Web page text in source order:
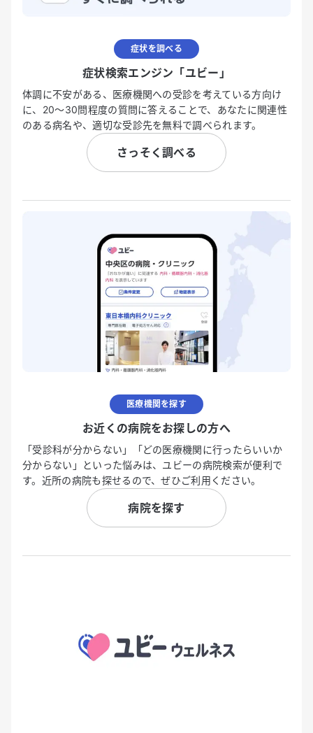
症状を調べる
症状検索エンジン「ユビー」
体調に不安がある、医療機関への受診を考えている方向け
に、20〜30問程度の質問に答えることで、あなたに関連性
のある病名や、適切な受診先を無料で調べられます。
さっそく調べる
医療機関を探す
お近くの病院をお探しの方へ
「受診科が分からない」「どの医療機関に行ったらいいか
分からない」といった悩みは、ユビーの病院検索が便利で
す。近所の病院も探せるので、ぜひご利用ください。
病院を探す